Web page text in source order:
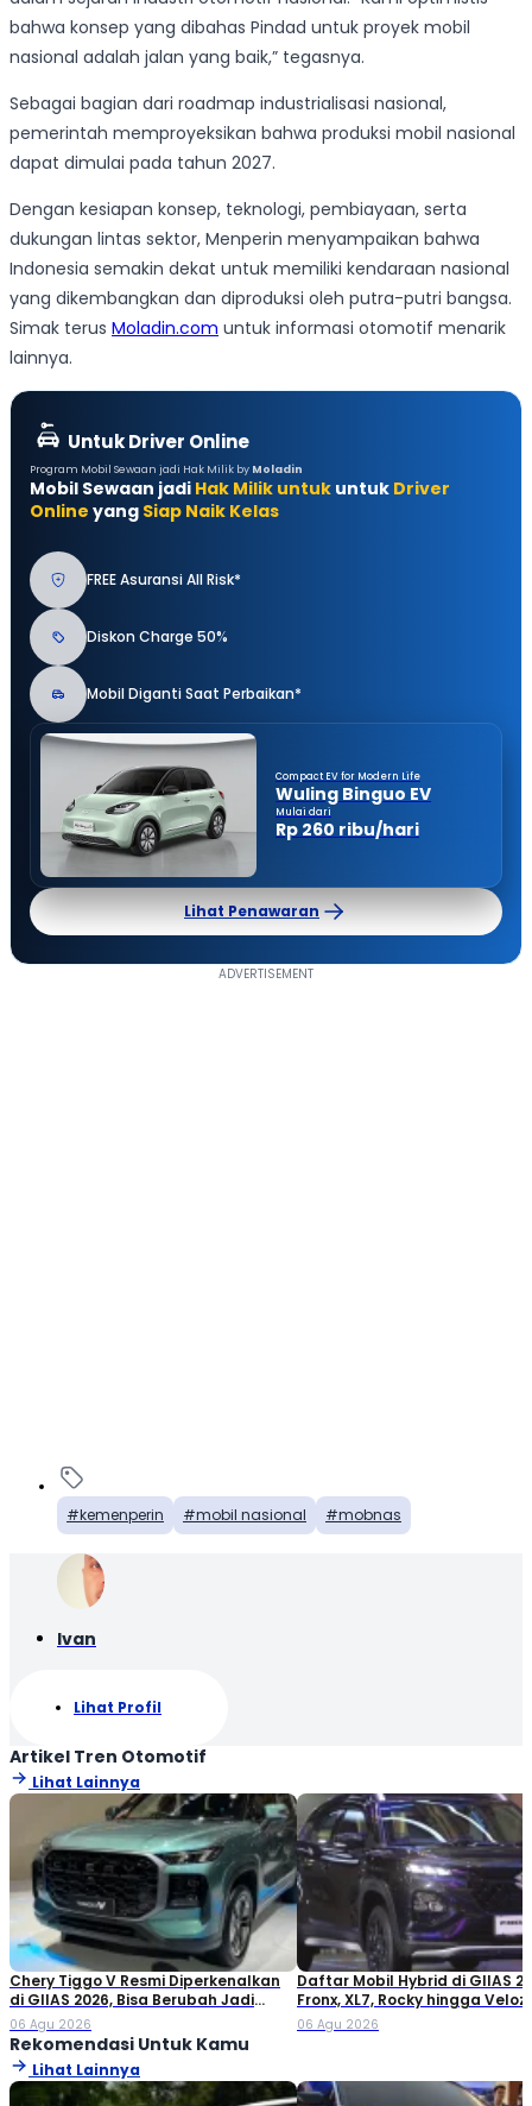
bahwa konsep yang dibahas Pindad untuk proyek mobil
nasional adalah jalan yang baik,” tegasnya.
Sebagai bagian dari roadmap industrialisasi nasional,
pemerintah memproyeksikan bahwa produksi mobil nasional
dapat dimulai pada tahun 2027.
Dengan kesiapan konsep, teknologi, pembiayaan, serta
dukungan lintas sektor, Menperin menyampaikan bahwa
Indonesia semakin dekat untuk memiliki kendaraan nasional
yang dikembangkan dan diproduksi oleh putra-putri bangsa.
Simak terus Moladin.com untuk informasi otomotif menarik
lainnya.
Untuk Driver Online
Program Mobil Sewaan jadi Hak Milik by Moladin
Mobil Sewaan jadi Hak Milik untuk untuk Driver
Online yang Siap Naik Kelas
FREE Asuransi All Risk*
Diskon Charge 50%
Mobil Diganti Saat Perbaikan*
Compact EV for Modern Life
Wuling Binguo EV
Mulai dari
Rp 260 ribu/hari
Lihat Penawaran
kemenperin mobil nasional mobnas
Ivan
Lihat Profil
Artikel Tren Otomotif
Lihat Lainnya
Chery Tiggo V Resmi Diperkenalkan
di GIIAS 2026, Bisa Berubah Jadi
Double Cabin
06 Agu 2026
Daftar Mobil Hybrid di GIIAS
Fronx, XL7, Rocky hingga Veloz!
06 Agu 2026
Rekomendasi Untuk Kamu
Lihat Lainnya